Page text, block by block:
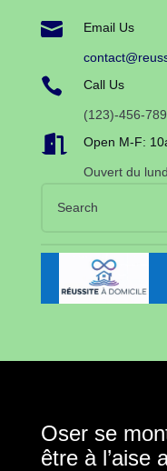
 Email Us
 Call Us
(123)-456-
 Open M-F:
Ouvert du
Oser se
être à l’aise